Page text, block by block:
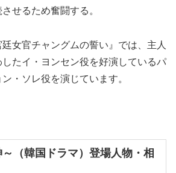
せるため奮闘する。
女官チャングムの誓い』では、主人
たイ・ヨンセン役を好演しているパ
・ソレ役を演じています。
（韓国ドラマ）登場人物・相